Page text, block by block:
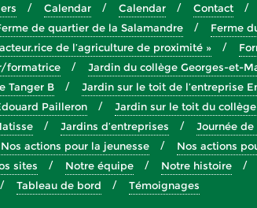
Calendar Calendar Contact
de quartier de la Salamandre
Ferme
de l’agriculture de proximité »
formatrice
Jardin du collège Georges-et-
Tanger B
Jardin sur le toit de l’entreprise
Pailleron
Jardin sur le toit du
Jardins d’entreprises
Journée de
Nos actions pour la jeunesse
Nos actions
sites Notre équipe Notre histoire
Tableau de bord Témoignages